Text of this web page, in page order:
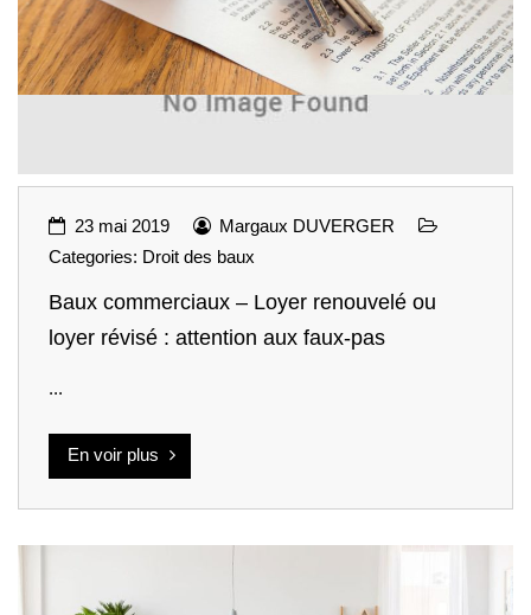
23 mai 2019
Margaux DUVERGER
Categories: Droit des baux
Baux commerciaux – Loyer renouvelé ou
loyer révisé : attention aux faux-pas
...
En voir plus